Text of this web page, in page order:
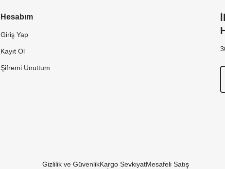
Hesabım
Giriş Yap
Kayıt Ol
Şifremi Unuttum
Gizlilik ve GüvenlikKargo SevkiyatMesafeli Satış